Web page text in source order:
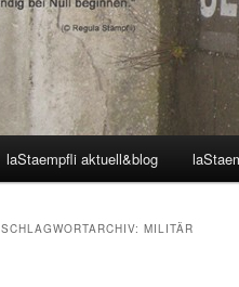
laStaempfli aktuell&blog
SCHLAGWORTARCHIV: MILITÄR